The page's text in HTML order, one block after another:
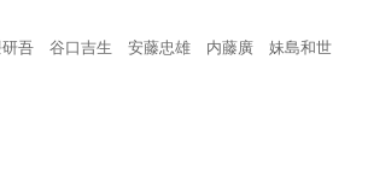
吾 谷口吉生 安藤忠雄 内藤廣 妹島和世